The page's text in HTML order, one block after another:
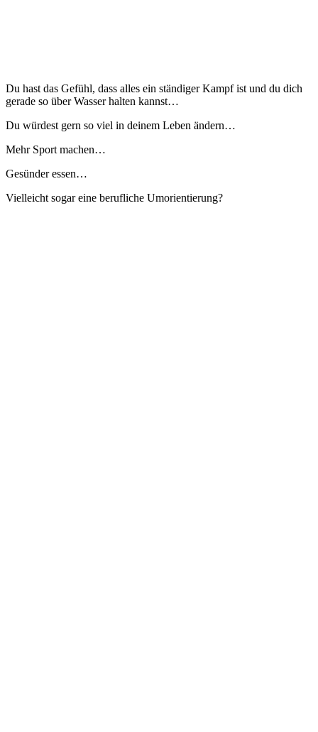
Du hast das Gefühl, dass alles ein ständiger Kampf ist und du dich
gerade so über Wasser halten kannst…
Du würdest gern so viel in deinem Leben ändern…
Mehr Sport machen…
Gesünder essen…
Vielleicht sogar eine berufliche Umorientierung?